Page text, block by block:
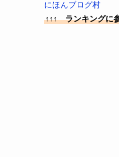
にほんブログ村
↑↑↑ ランキングに